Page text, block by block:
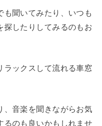
も聞いてみたり、いつも
探したりしてみるのもお
ラックスして流れる車窓
、音楽を聞きながらお気
るのも良いかもしれませ